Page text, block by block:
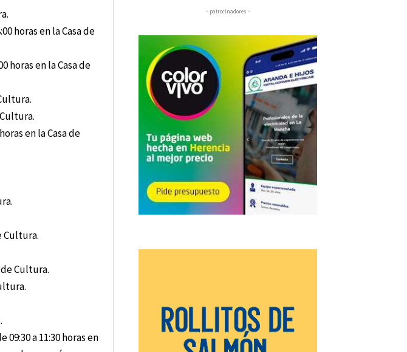
horas en la Casa de
horas en la Casa de
en la Casa de
Cultura.
de Cultura.
09:30 a 11:30 horas en
– patrocinadores –